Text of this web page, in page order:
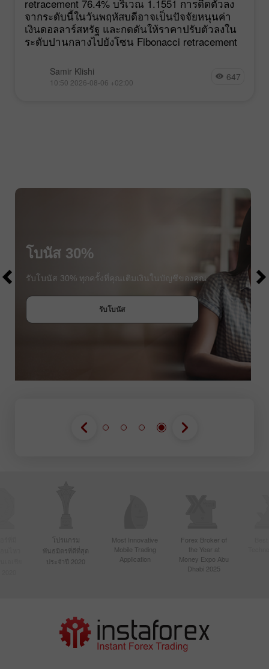
retracement 76.4% บริเวณ 1.1551 การดีดตัวลง
จากระดับนี้ในวันพฤหัสบดีอาจเป็นปัจจัยหนุนค่า
เงินดอลลาร์สหรัฐ และกดดันให้ราคาปรับตัวลงใน
ระดับปานกลางไปยังโซน Fibonacci retracement
Samir Klishi
10:50 2026-08-06 +02:00 647
โบนัส 30%
รับโบนัส 30% ทุกครั้งที่คุณเติมเงินในบัญชีของคุณ
รับโบนัส
โปรแกรม
พันธมิตรที่ดีที่สุด
ประจำปี 2020
Most Innovative
Mobile Trading
Application
Forex Broker of
the Year at
Money Expo Abu
Dhabi 2025